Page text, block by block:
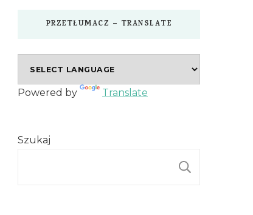
PRZETŁUMACZ – TRANSLATE
Powered by Translate
Szukaj